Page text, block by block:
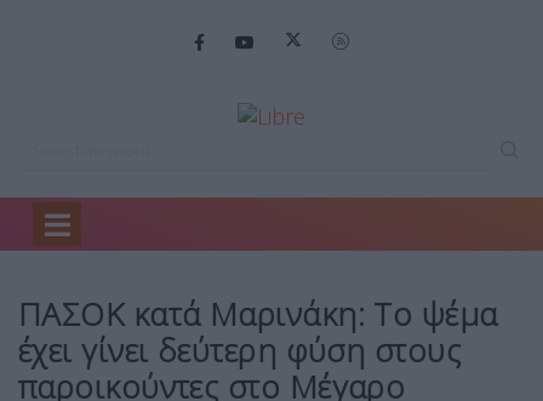
Home
ΠΑΣΟΚ κατά Μαρινάκη: Το ψέμα
έχει γίνει δεύτερη φύση στους
παροικούντες στο Μέγαρο